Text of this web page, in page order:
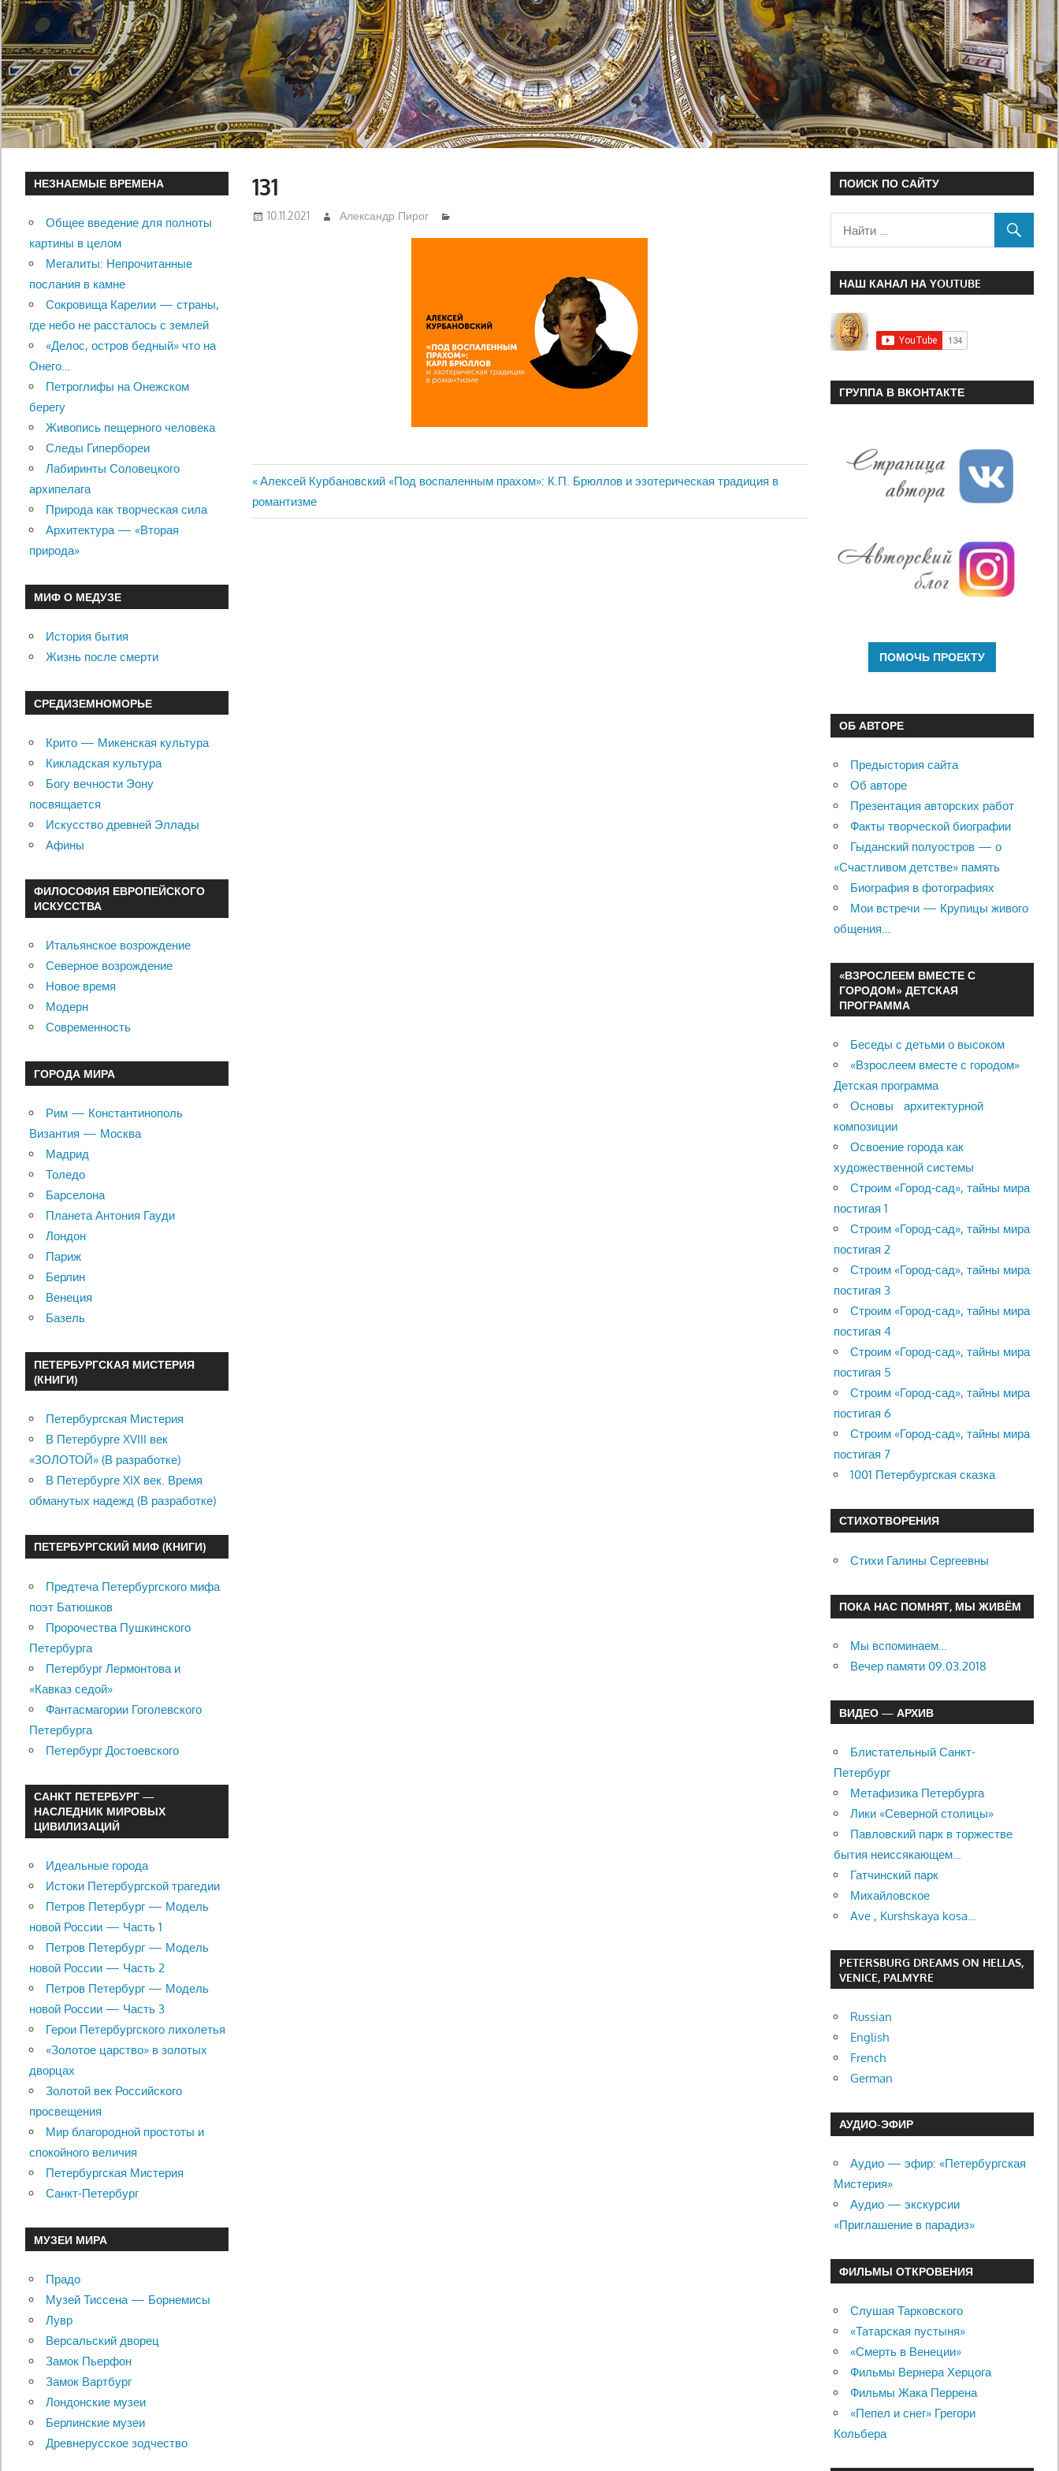
131
10.11.2021 Александр Пирог
Навигация
Previous
Post:
Алексей Курбановский «Под воспаленным прахом»: К.П. Брюллов и эзотерическая традиция в
романтизме
НЕЗНАЕМЫЕ ВРЕМЕНА
Общее введение для полноты
картины в целом
Мегалиты: Непрочитанные
послания в камне
Сокровища Карелии — страны,
где небо не рассталось с землей
«Делос, остров бедный» что на
Онего…
Петроглифы на Онежском
берегу
Живопись пещерного человека
Следы Гипербореи
Лабиринты Соловецкого
архипелага
Природа как творческая сила
Архитектура — «Вторая
природа»
МИФ О МЕДУЗЕ
История бытия
Жизнь после смерти
СРЕДИЗЕМНОМОРЬЕ
Крито — Микенская культура
Кикладская культура
Богу вечности Эону
посвящается
Искусство древней Эллады
Афины
ФИЛОСОФИЯ ЕВРОПЕЙСКОГО
ИСКУССТВА
Итальянское возрождение
Северное возрождение
Новое время
Модерн
Современность
ГОРОДА МИРА
Рим — Константинополь
Византия — Москва
Мадрид
Толедо
Барселона
Планета Антония Гауди
Лондон
Париж
Берлин
Венеция
Базель
ПЕТЕРБУРГСКАЯ МИСТЕРИЯ
(КНИГИ)
Петербургская Мистерия
В Петербурге XVIII век
«ЗОЛОТОЙ» (В разработке)
В Петербурге XIX век. Время
обманутых надежд (В разработке)
ПЕТЕРБУРГСКИЙ МИФ (КНИГИ)
Предтеча Петербургского мифа
поэт Батюшков
Пророчества Пушкинского
Петербурга
Петербург Лермонтова и
«Кавказ седой»
Фантасмагории Гоголевского
Петербурга
Петербург Достоевского
САНКТ ПЕТЕРБУРГ —
НАСЛЕДНИК МИРОВЫХ
ЦИВИЛИЗАЦИЙ
Идеальные города
Истоки Петербургской трагедии
Петров Петербург — Модель
новой России — Часть 1
Петров Петербург — Модель
новой России — Часть 2
Петров Петербург — Модель
новой России — Часть 3
Герои Петербургского лихолетья
«Золотое царство» в золотых
дворцах
Золотой век Российского
просвещения
Мир благородной простоты и
спокойного величия
Петербургская Мистерия
Санкт-Петербург
МУЗЕИ МИРА
Прадо
Музей Тиссена — Борнемисы
Лувр
Версальский дворец
Замок Пьерфон
Замок Вартбург
Лондонские музеи
Берлинские музеи
Древнерусское зодчество
ПОИСК ПО САЙТУ
НАШ КАНАЛ НА YOUTUBE
ГРУППА В ВКОНТАКТЕ
ОБ АВТОРЕ
Предыстория сайта
Об авторе
Презентация авторских работ
Факты творческой биографии
Гыданский полуостров — о
«Счастливом детстве» память
Биография в фотографиях
Мои встречи — Крупицы живого
общения…
«ВЗРОСЛЕЕМ ВМЕСТЕ С
ГОРОДОМ» ДЕТСКАЯ
ПРОГРАММА
Беседы с детьми о высоком
«Взрослеем вместе с городом»
Детская программа
Основы архитектурной
композиции
Освоение города как
художественной системы
Строим «Город-сад», тайны мира
постигая 1
Строим «Город-сад», тайны мира
постигая 2
Строим «Город-сад», тайны мира
постигая 3
Строим «Город-сад», тайны мира
постигая 4
Строим «Город-сад», тайны мира
постигая 5
Строим «Город-сад», тайны мира
постигая 6
Строим «Город-сад», тайны мира
постигая 7
1001 Петербургская сказка
СТИХОТВОРЕНИЯ
Стихи Галины Сергеевны
ПОКА НАС ПОМНЯТ, МЫ ЖИВЁМ
Мы вспоминаем…
Вечер памяти 09.03.2018
ВИДЕО — АРХИВ
Блистательный Санкт-
Петербург
Метафизика Петербурга
Лики «Северной столицы»
Павловский парк в торжестве
бытия неиссякающем…
Гатчинский парк
Михайловское
Ave , Kurshskaya kosa…
PETERSBURG DREAMS ON HELLAS,
VENICE, PALMYRE
Russian
English
French
German
АУДИО-ЭФИР
Аудио — эфир: «Петербургская
Мистерия»
Аудио — экскурсии
«Приглашение в парадиз»
ФИЛЬМЫ ОТКРОВЕНИЯ
Слушая Тарковского
«Татарская пустыня»
«Смерть в Венеции»
Фильмы Вернера Херцога
Фильмы Жака Перрена
«Пепел и снег» Грегори
Кольбера